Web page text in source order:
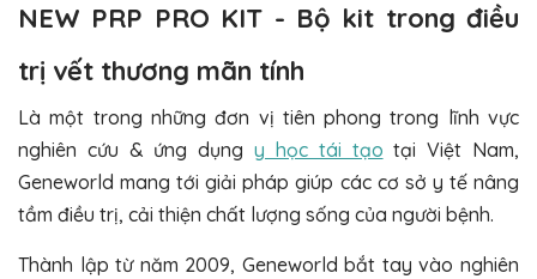
NEW PRP PRO KIT - Bộ kit trong điều
trị vết thương mãn tính
Là một trong những đơn vị tiên phong trong lĩnh vực
nghiên cứu & ứng dụngy học tái tạo tại Việt Nam,
Geneworld mang tới giải pháp giúp các cơ sở y tế nâng
tầm điều trị, cải thiện chất lượng sống của người bệnh.
Thành lập từ năm 2009, Geneworld bắt tay vào nghiên